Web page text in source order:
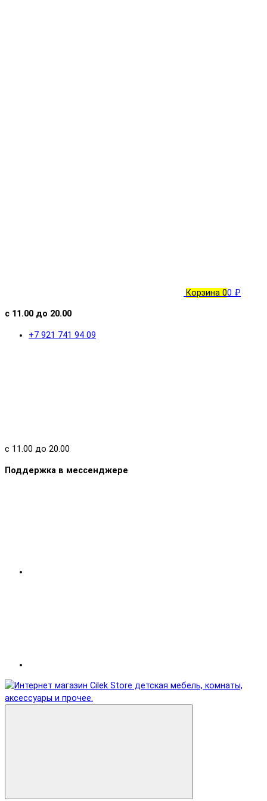
Корзина 00 ₽
с 11.00 до 20.00
+7 921 741 94 09
с 11.00 до 20.00
Поддержка в мессенджере